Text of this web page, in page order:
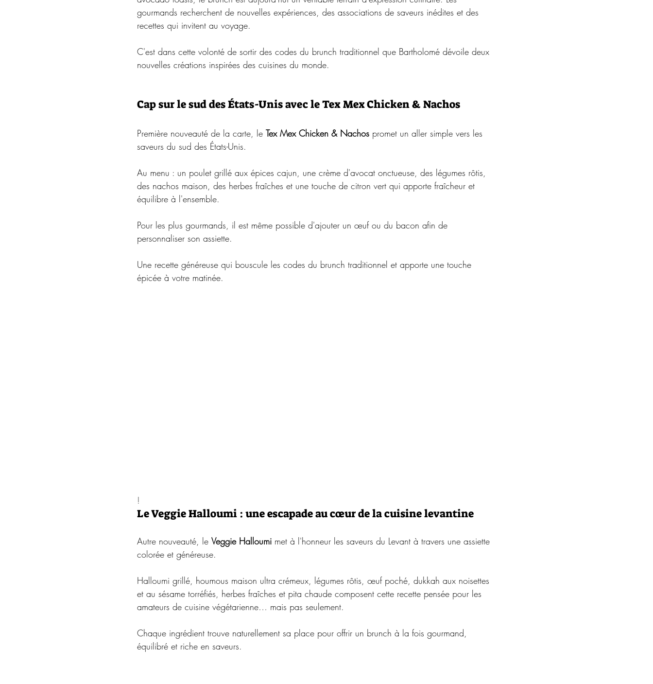
gourmands recherchent de nouvelles expériences, des associations de saveurs inédites et des
recettes qui invitent au voyage.
C'est dans cette volonté de sortir des codes du brunch traditionnel que Bartholomé dévoile deux
nouvelles créations inspirées des cuisines du monde.
Cap sur le sud des États-Unis avec le Tex Mex Chicken & Nachos
Première nouveauté de la carte, le Tex Mex Chicken & Nachos promet un aller simple vers les
saveurs du sud des États-Unis.
Au menu : un poulet grillé aux épices cajun, une crème d'avocat onctueuse, des légumes rôtis,
des nachos maison, des herbes fraîches et une touche de citron vert qui apporte fraîcheur et
équilibre à l'ensemble.
Pour les plus gourmands, il est même possible d'ajouter un œuf ou du bacon afin de
personnaliser son assiette.
Une recette généreuse qui bouscule les codes du brunch traditionnel et apporte une touche
épicée à votre matinée.
!
Le Veggie Halloumi : une escapade au cœur de la cuisine levantine
Autre nouveauté, le Veggie Halloumi met à l'honneur les saveurs du Levant à travers une assiette
colorée et généreuse.
Halloumi grillé, houmous maison ultra crémeux, légumes rôtis, œuf poché, dukkah aux noisettes
et au sésame torréfiés, herbes fraîches et pita chaude composent cette recette pensée pour les
amateurs de cuisine végétarienne… mais pas seulement.
Chaque ingrédient trouve naturellement sa place pour offrir un brunch à la fois gourmand,
équilibré et riche en saveurs.